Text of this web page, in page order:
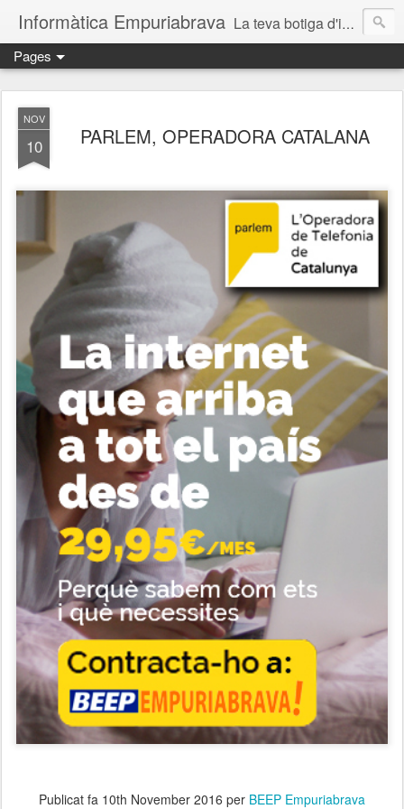
Informàtica Empuriabrava La teva botiga d'informàtica a Castelló d'Empúries. Reparació d'ordinadors. Reparación ordenadores Ampuriabrava. Reparació ordinadors Empuriabrava. Reparació ordinadors Roses. Reparació ordinadors Castelló d'Empúries. Servei técnic informàtic. Informàtica Empuriabrava. Informàtica Castello d'Empúries. SAT informàtic. Solucions informàtiques a prop.
Pages
NOV
10 PARLEM, OPERADORA CATALANA
Publicat fa 10th November 2016 per BEEP Empuriabrava